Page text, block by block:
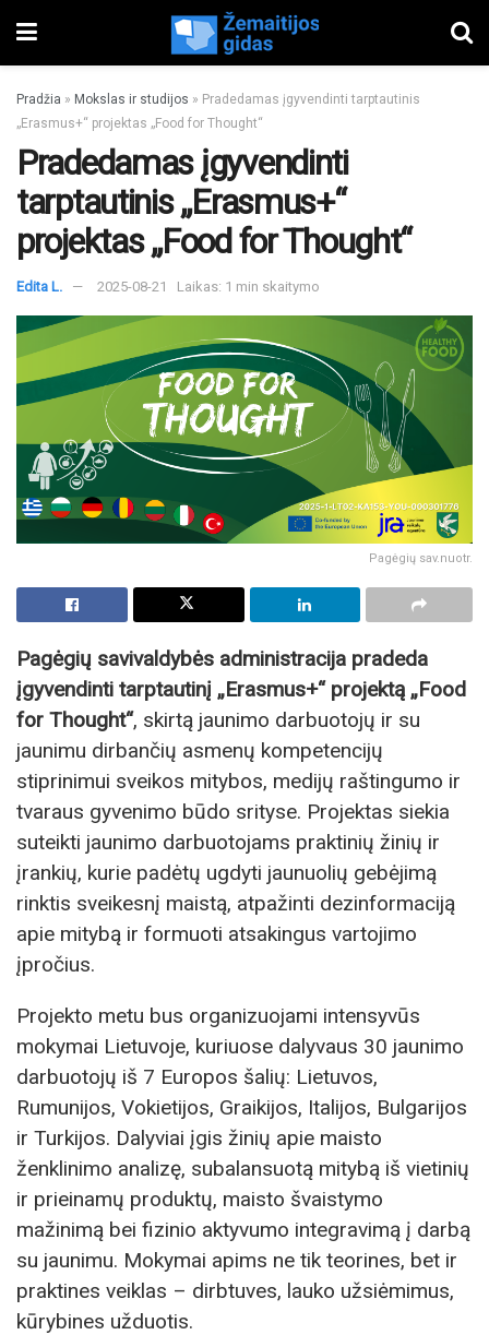
Pradžia » Mokslas ir studijos » Pradedamas įgyvendinti tarptautinis
„Erasmus+“ projektas „Food for Thought“
Pradedamas įgyvendinti
tarptautinis „Erasmus+“
projektas „Food for Thought“
Edita L. 2025-08-21 Laikas: 1 min skaitymo
Pagėgių sav.nuotr.
Pagėgių savivaldybės administracija pradeda
įgyvendinti tarptautinį „Erasmus+“ projektą „Food
for Thought“, skirtą jaunimo darbuotojų ir su
jaunimu dirbančių asmenų kompetencijų
stiprinimui sveikos mitybos, medijų raštingumo ir
tvaraus gyvenimo būdo srityse. Projektas siekia
suteikti jaunimo darbuotojams praktinių žinių ir
įrankių, kurie padėtų ugdyti jaunuolių gebėjimą
rinktis sveikesnį maistą, atpažinti dezinformaciją
apie mitybą ir formuoti atsakingus vartojimo
įpročius.
Projekto metu bus organizuojami intensyvūs
mokymai Lietuvoje, kuriuose dalyvaus 30 jaunimo
darbuotojų iš 7 Europos šalių: Lietuvos,
Rumunijos, Vokietijos, Graikijos, Italijos, Bulgarijos
ir Turkijos. Dalyviai įgis žinių apie maisto
ženklinimo analizę, subalansuotą mitybą iš vietinių
ir prieinamų produktų, maisto švaistymo
mažinimą bei fizinio aktyvumo integravimą į darbą
su jaunimu. Mokymai apims ne tik teorines, bet ir
praktines veiklas – dirbtuves, lauko užsiėmimus,
kūrybines užduotis.